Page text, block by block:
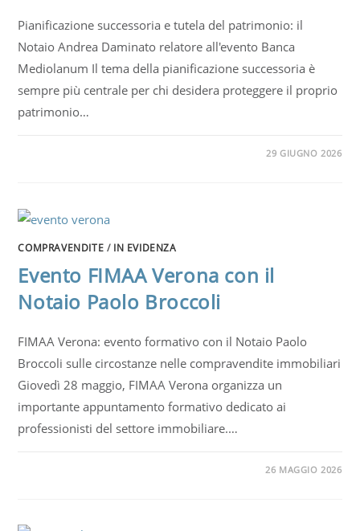
Pianificazione successoria e tutela del patrimonio: il
Notaio Andrea Daminato relatore all'evento Banca
Mediolanum Il tema della pianificazione successoria è
sempre più centrale per chi desidera proteggere il proprio
patrimonio…
29 GIUGNO 2026
COMPRAVENDITE / IN EVIDENZA
Evento FIMAA Verona con il
Notaio Paolo Broccoli
FIMAA Verona: evento formativo con il Notaio Paolo
Broccoli sulle circostanze nelle compravendite immobiliari
Giovedì 28 maggio, FIMAA Verona organizza un
importante appuntamento formativo dedicato ai
professionisti del settore immobiliare.…
26 MAGGIO 2026